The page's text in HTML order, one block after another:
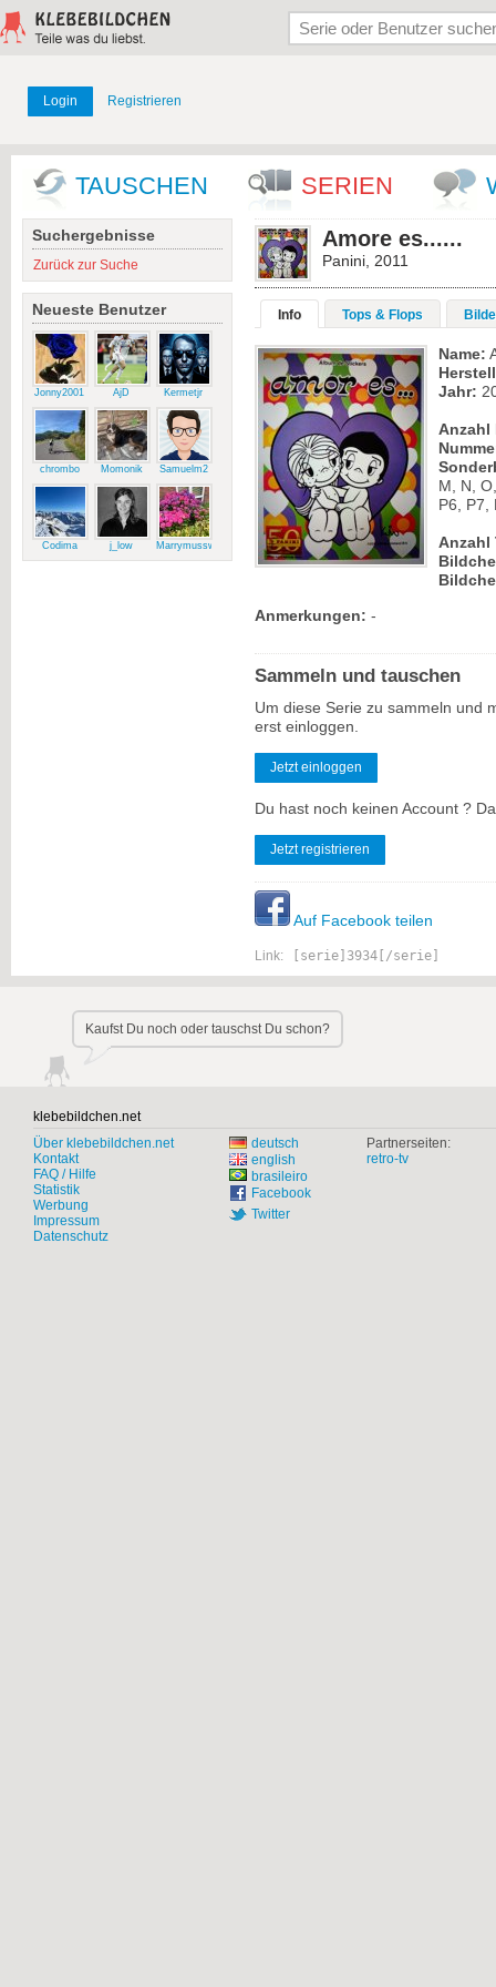
Login Registrieren
TAUSCHEN SERIEN
Suchergebnisse
Zurück zur Suche
Neueste Benutzer
Jonny2001 AjD Kermetjr
chrombo Momonik Samuelm2
Codima j_low Marrymussweg
Amore es......
Panini, 2011
Info Tops & Flops
Name:
Jahr:
Anzahl
M, N,
P6, P7,
Anzahl
Anmerkungen: -
Sammeln und tauschen
Um diese Serie zu sammeln und
erst einloggen.
Jetzt einloggen
Du hast noch keinen Account ?
Jetzt registrieren
Auf Facebook teilen
Link: [serie]3934[/serie]
Kaufst Du noch oder tauschst Du schon?
klebebildchen.net
Über klebebildchen.net
Kontakt
FAQ / Hilfe
Statistik
Werbung
Impressum
Datenschutz
deutsch
english
brasileiro
Facebook
Twitter
Partnerseiten:
retro-tv